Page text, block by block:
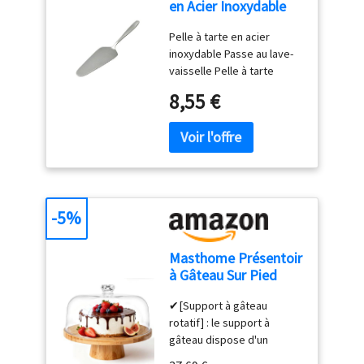
en Acier Inoxydable
Pelle à tarte en acier
inoxydable Passe au lave-
vaisselle Pelle à tarte
la main Matériau : acier
inoxydable chromé 18 %
8,55 €
Masthome Présentoir
à Gâteau Sur Pied
Cloche à Gâteaux
Multifonctionelle,
Support Gâteau en
Bois Rotatif pour
✔[Support à gâteau
rotatif] : le support à
gâteau dispose d'un
-5%